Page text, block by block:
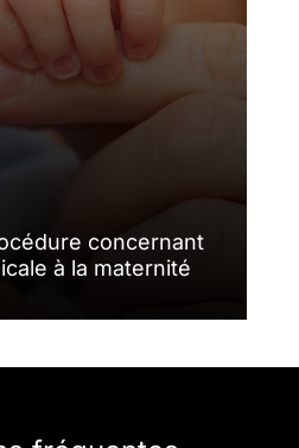
concernant
à la maternité